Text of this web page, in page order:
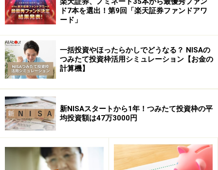
がＡさんの手取りの利益であり、さらに、これまでに受
け取ってきた分配金を足したものがトータルの実質利益
となります。
ド7本を選出！第9回「楽天証券ファンドアワ
ード」
一括投資やほったらかしでどうなる？ NISAの
つみたて投資枠活用シミュレーション【お金の
計算機】
新NISAスタートから1年！つみたて投資枠の平
均投資額は47万3000円